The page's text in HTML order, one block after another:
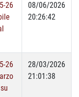
26
08/06/2026
20:26:42
26
28/03/2026
21:01:38